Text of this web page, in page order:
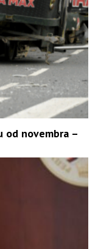
od novembra –